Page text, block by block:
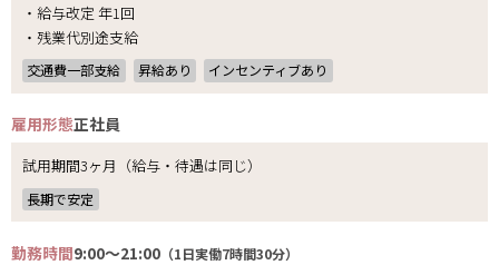
・給与改定 年1回
・残業代別途支給
交通費一部支給 昇給あり インセンティブあり
雇用形態正社員
試用期間3ヶ月（給与・待遇は同じ）
長期で安定
勤務時間9:00～21:00 （1日実働7時間30分）